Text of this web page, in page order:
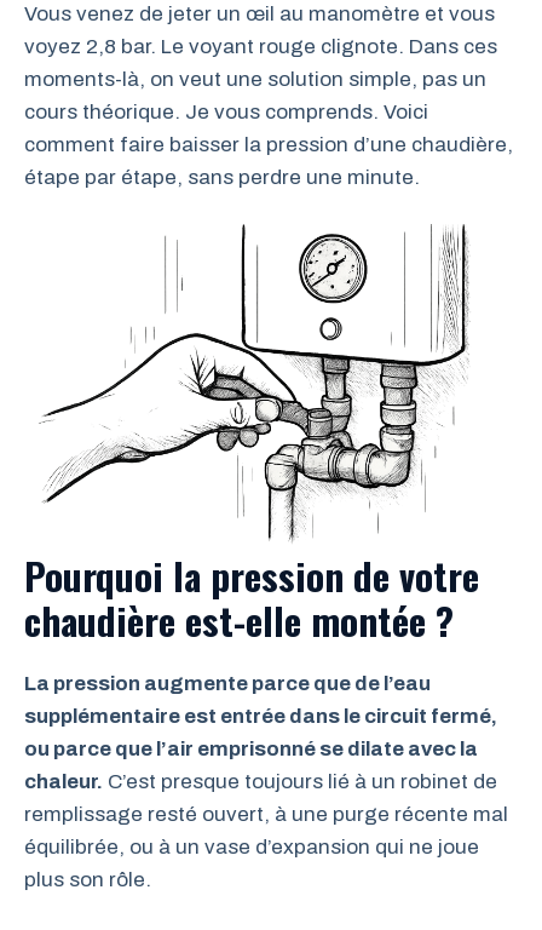
Vous venez de jeter un œil au manomètre et vous
voyez 2,8 bar. Le voyant rouge clignote. Dans ces
moments-là, on veut une solution simple, pas un
cours théorique. Je vous comprends. Voici
comment faire baisser la pression d’une chaudière,
étape par étape, sans perdre une minute.
Pourquoi la pression de votre
chaudière est-elle montée ?
La pression augmente parce que de l’eau
supplémentaire est entrée dans le circuit fermé,
ou parce que l’air emprisonné se dilate avec la
chaleur. C’est presque toujours lié à un robinet de
remplissage resté ouvert, à une purge récente mal
équilibrée, ou à un vase d’expansion qui ne joue
plus son rôle.